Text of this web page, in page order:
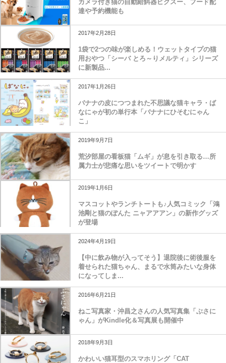
カメラ付き猫の自動給餌器ピクスー、フード配
達や予約機能も
2017年2月28日
1袋で2つの味が楽しめる！ウェットタイプの猫
用おやつ「シーバ とろ～りメルティ」シリーズ
に新製品...
2017年1月26日
バナナの皮につつまれた不思議な猫キャラ・ば
なにゃが初の単行本「バナナにひそむにゃん
こ」
2019年9月7日
荒汐部屋の看板猫「ムギ」が息を引き取る…所
属力士が悲痛な思いをツイートで明かす
2019年1月6日
マスコットやランチトートも♪人気コミック「鴻
池剛と猫のぽんた ニャアアアン」の新作グッズ
が登場
2024年4月19日
【中に飲み物が入ってそう】退院後に術後服を
着せられた猫ちゃん、まるで水筒みたいな身体
になってしま...
2016年6月21日
ねこ写真家・沖昌之さんの人気写真集「ぶさに
ゃん」がKindle化＆写真展も開催中
2018年9月3日
かわいい猫耳型のスマホリング「CAT